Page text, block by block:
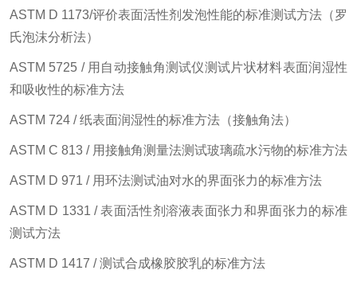
ASTM D 1173/评价表面活性剂发泡性能的标准测试方法（罗
氏泡沫分析法）
ASTM 5725 / 用自动接触角测试仪测试片状材料表面润湿性
和吸收性的标准方法
ASTM 724 / 纸表面润湿性的标准方法（接触角法）
ASTM C 813 / 用接触角测量法测试玻璃疏水污物的标准方法
ASTM D 971 / 用环法测试油对水的界面张力的标准方法
ASTM D 1331 / 表面活性剂溶液表面张力和界面张力的标准
测试方法
ASTM D 1417 / 测试合成橡胶胶乳的标准方法